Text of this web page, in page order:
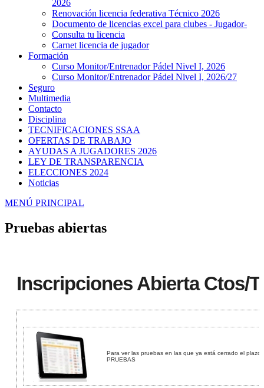
2026
Renovación licencia federativa Técnico 2026
Documento de licencias excel para clubes - Jugador-
Consulta tu licencia
Carnet licencia de jugador
Formación
Curso Monitor/Entrenador Pádel Nivel I, 2026
Curso Monitor/Entrenador Pádel Nivel I, 2026/27
Seguro
Multimedia
Contacto
Disciplina
TECNIFICACIONES SSAA
OFERTAS DE TRABAJO
AYUDAS A JUGADORES 2026
LEY DE TRANSPARENCIA
ELECCIONES 2024
Noticias
MENÚ PRINCIPAL
Pruebas abiertas